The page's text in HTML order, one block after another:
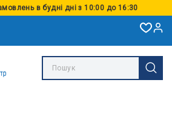
в будні дні з 10:00 до 16:30